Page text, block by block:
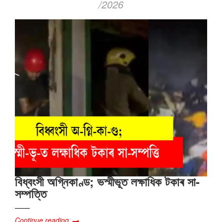
/2026
বিধ্বংসী অগ্নিকাণ্ড; ভস্মীভূত লক্ষাধিক টকাৰ সা-
সম্পত্তি